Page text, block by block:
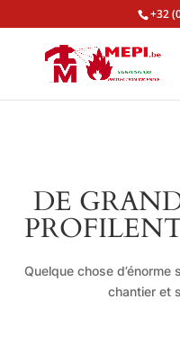
+32
DE
Quelque chose
chantier et